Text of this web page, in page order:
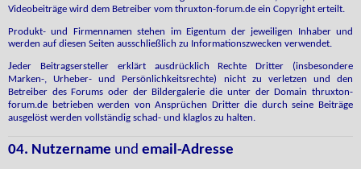
Videobeiträge wird dem Betreiber vom thruxton-forum.de ein Copyright erteilt.
Produkt- und Firmennamen stehen im Eigentum der jeweiligen Inhaber und
werden auf diesen Seiten ausschließlich zu Informationszwecken verwendet.
Jeder Beitragsersteller erklärt ausdrücklich Rechte Dritter (insbesondere
Marken-, Urheber- und Persönlichkeitsrechte) nicht zu verletzen und den
Betreiber des Forums oder der Bildergalerie die unter der Domain thruxton-
forum.de betrieben werden von Ansprüchen Dritter die durch seine Beiträge
ausgelöst werden vollständig schad- und klaglos zu halten.
04. Nutzername und email-Adresse